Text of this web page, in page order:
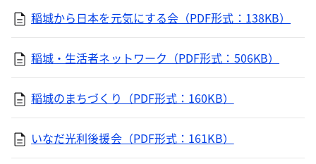
稲城から日本を元気にする会（PDF形式：138KB）
稲城・生活者ネットワーク（PDF形式：506KB）
稲城のまちづくり（PDF形式：160KB）
いなだ光利後援会（PDF形式：161KB）